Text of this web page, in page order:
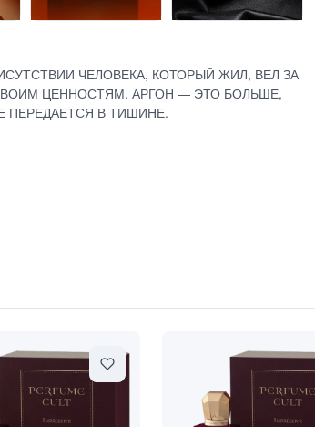
ЧЕЛОВЕКА, КОТОРЫЙ ЖИЛ, ВЕЛ ЗА
ЦЕННОСТЯМ. АРГОН — ЭТО БОЛЬШЕ,
ПЕРЕДАЕТСЯ В ТИШИНЕ.